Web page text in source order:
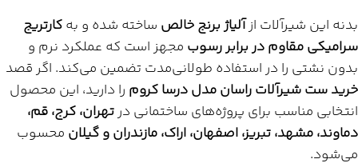
بدنه این شیرآلات ازآلیاژ برنج خالص ساخته شده و بهکارتریج
سرامیکی مقاوم در برابر رسوب مجهز است که عملکرد نرم و
بدون نشتی را در استفاده طولانی‌مدت تضمین می‌کند. اگر قصد
خرید ست شیرآلات راسان مدل درسا کروم را دارید، این محصول
انتخابی مناسب برای پروژه‌های ساختمانی درتهران، کرج، قم،
دماوند، مشهد، تبریز، اصفهان، اراک، مازندران و گیلان محسوب
می‌شود.